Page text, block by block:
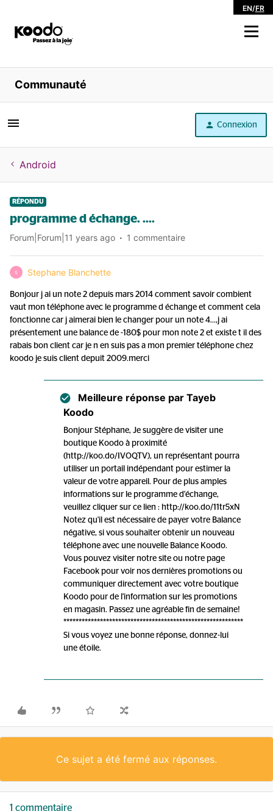
EN/FR
Magasiner
Libre service
Aide
Communauté
Connexion
Android
RÉPONDU
programme d échange. ....
Forum|Forum|11 years ago 1 commentaire
S Stephane Blanchette
Bonjour j ai un note 2 depuis mars 2014 comment savoir combient
vaut mon téléphone avec le programme d échange et comment cela
fonctionne car j aimerai bien le changer pour un note 4...,j ai
présentement une balance de -180$ pour mon note 2 et existe t il des
rabais bon client car je n en suis pas a mon premier téléphone chez
koodo je suis client depuit 2009.merci
Meilleure réponse par Tayeb
Koodo
Bonjour Stéphane, Je suggère de visiter une
boutique Koodo à proximité
(http://koo.do/IVOQTV), un représentant pourra
utiliser un portail indépendant pour estimer la
valeur de votre appareil. Pour de plus amples
informations sur le programme d'échange,
veuillez cliquer sur ce lien : http://koo.do/11tr5xN
Notez qu'il est nécessaire de payer votre Balance
négative, si vous souhaiter obtenir un nouveau
téléphone avec une nouvelle Balance Koodo.
Vous pouvez visiter notre site ou notre page
Facebook pour voir nos dernières promotions ou
communiquer directement avec votre boutique
Koodo pour de l'information sur les promotions
en magasin. Passez une agréable fin de semaine!
***********************************************************
Si vous voyez une bonne réponse, donnez-lui
une étoile.
Ce sujet a été fermé aux réponses.
1 commentaire